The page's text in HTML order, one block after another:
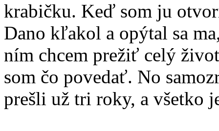
krabičku. Keď som ju
Dano kľakol a opýtal sa
ním chcem prežiť celý
som čo povedať. No
prešli už tri roky, a všetko